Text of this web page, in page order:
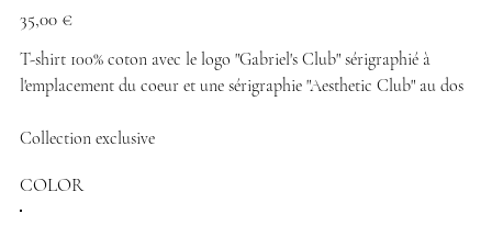
35,00 €
T-shirt 100% coton avec le logo "Gabriel's Club" sérigraphié à
l'emplacement du coeur et une sérigraphie "Aesthetic Club" au dos
Collection exclusive
COLOR